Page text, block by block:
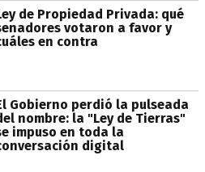
de Propiedad Privada: qué
votaron a favor y
en contra
Gobierno perdió la pulseada
nombre: la "Ley de Tierras"
impuso en toda la
digital